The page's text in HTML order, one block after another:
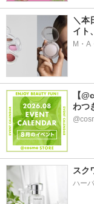
＼本
イト
M・A
【
わつ
スク
ハー